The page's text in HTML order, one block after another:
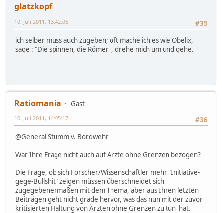
glatzkopf
#35
10. Juli 2011, 13:42:06
ich selber muss auch zugeben; oft mache ich es wie Obelix,
sage : "Die spinnen, die Römer", drehe mich um und gehe.
Ratiomania
Gast
#36
10. Juli 2011, 14:05:17
@General Stumm v. Bordwehr
War Ihre Frage nicht auch auf Ärzte ohne Grenzen bezogen?
Die Frage, ob sich Forscher/Wissenschaftler mehr "Initiative-
gege-Bullshit" zeigen müssen überschneidet sich
zugegebenermaßen mit dem Thema, aber aus Ihren letzten
Beiträgen geht nicht grade hervor, was das nun mit der zuvor
kritisierten Haltung von Ärzten ohne Grenzen zu tun hat.